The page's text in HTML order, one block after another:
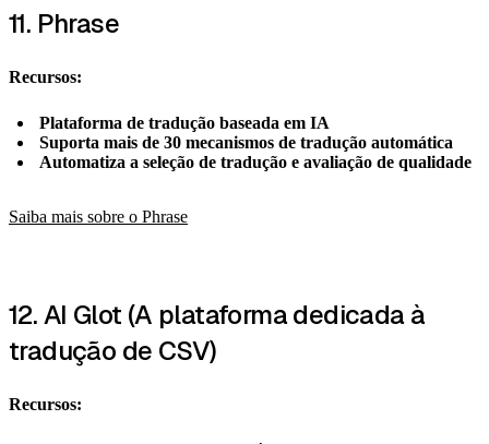
11. Phrase
Recursos:
Plataforma de tradução baseada em IA
Suporta mais de 30 mecanismos de tradução automática
Automatiza a seleção de tradução e avaliação de qualidade
Saiba mais sobre o Phrase
12. AI Glot (A plataforma dedicada à
tradução de CSV)
Recursos: